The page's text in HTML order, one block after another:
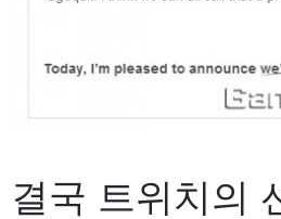
결국 트위치의